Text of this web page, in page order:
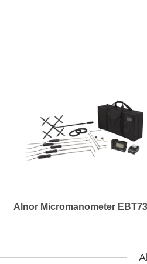
Alnor Micromanometer